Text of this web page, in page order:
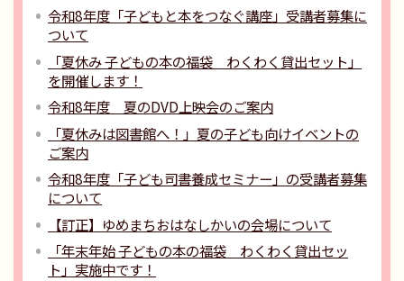
令和8年度「子どもと本をつなぐ講座」受講者募集に
ついて
「夏休み 子どもの本の福袋 わくわく貸出セット」
を開催します！
令和8年度 夏のDVD上映会のご案内
「夏休みは図書館へ！」夏の子ども向けイベントの
ご案内
令和8年度「子ども司書養成セミナー」の受講者募集
について
【訂正】ゆめまちおはなしかいの会場について
「年末年始 子どもの本の福袋 わくわく貸出セッ
ト」実施中です！